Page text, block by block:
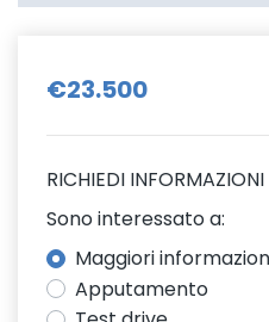
€23.500
RICHIEDI INFORMAZIONI
Sono interessato a:
Maggiori
Apputamento